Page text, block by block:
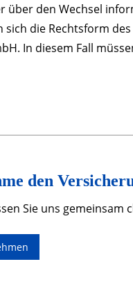
über den Wechsel
die Rechtsform
In diesem Fall
den
Sie uns